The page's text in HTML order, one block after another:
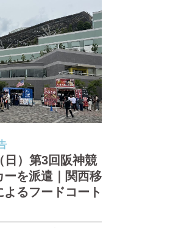
日）第3回阪神競
ーを派遣｜関西移
るフードコート